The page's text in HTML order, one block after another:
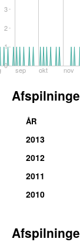
sep okt nov
0
1
2
3
ÅR
2013
2012
2011
2010